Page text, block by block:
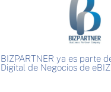
BIZPARTNER ya es parte
Digital de Negocios de eBIZ